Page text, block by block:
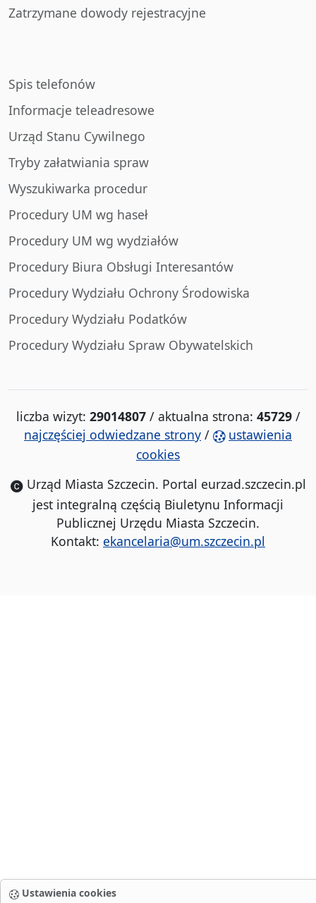
Ustawienia cookies
Zatrzymane dowody rejestracyjne
Spis telefonów
Informacje teleadresowe
Urząd Stanu Cywilnego
Tryby załatwiania spraw
Wyszukiwarka procedur
Procedury UM wg haseł
Procedury UM wg wydziałów
Procedury Biura Obsługi Interesantów
Procedury Wydziału Ochrony Środowiska
Procedury Wydziału Podatków
Procedury Wydziału Spraw Obywatelskich
liczba wizyt: 29014807/ aktualna strona: 45729/
najczęściej odwiedzane strony /
ustawienia
cookies
Urząd Miasta Szczecin. Portal eurzad.szczecin.pl
jest integralną częścią Biuletynu Informacji
Publicznej Urzędu Miasta Szczecin.
Kontakt: ekancelaria@um.szczecin.pl